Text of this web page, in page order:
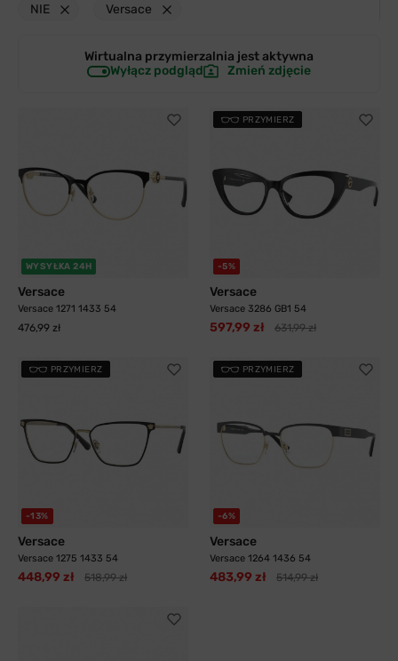
NIE Versace
Wirtualna przymierzalnia jestaktywna
Wyłącz podgląd
Zmień zdjęcie
WYSYŁKA 24H
Versace
Versace 1271 1433 54
476,99 zł
PRZYMIERZ
-5%
Versace
Versace 3286 GB1 54
597,99 zł 631,99 zł
PRZYMIERZ
-13%
Versace
Versace 1275 1433 54
448,99 zł 518,99 zł
PRZYMIERZ
-6%
Versace
Versace 1264 1436 54
483,99 zł 514,99 zł